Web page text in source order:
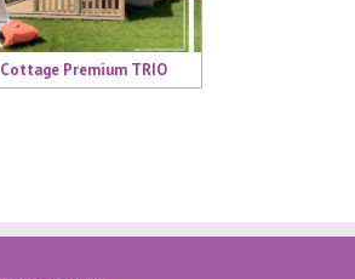
Cottage Premium TRIO